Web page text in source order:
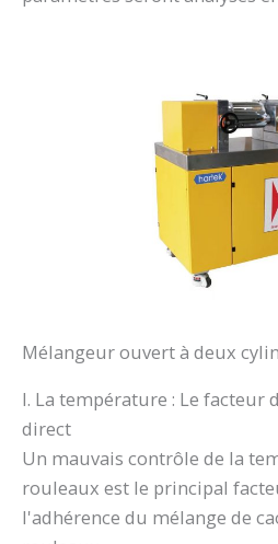
Mélangeur ouvert à deux
I. La température : Le facteur
direct
Un mauvais contrôle de la
rouleaux est le principal
l'adhérence du mélange de